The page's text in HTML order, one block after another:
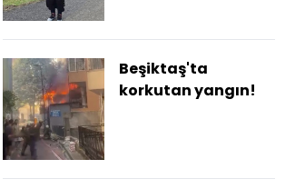
Beşiktaş'ta
korkutan yangın!